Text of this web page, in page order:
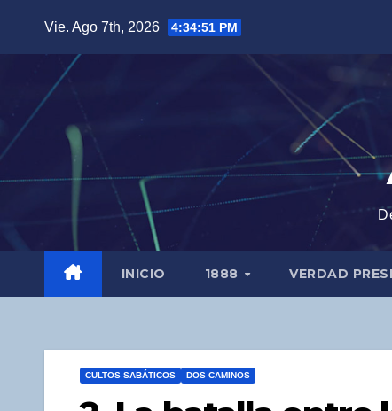
Vie. Ago 7th, 2026 4:34:52 PM
INICIO 1888 VERDAD
CULTOS SABÁTICOS DOS CAMINOS